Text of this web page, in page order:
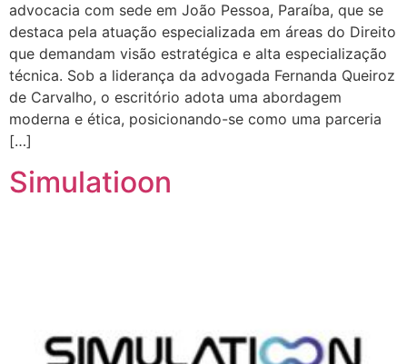
advocacia com sede em João Pessoa, Paraíba, que se
destaca pela atuação especializada em áreas do Direito
que demandam visão estratégica e alta especialização
técnica. Sob a liderança da advogada Fernanda Queiroz
de Carvalho, o escritório adota uma abordagem
moderna e ética, posicionando-se como uma parceria
[…]
Simulatioon